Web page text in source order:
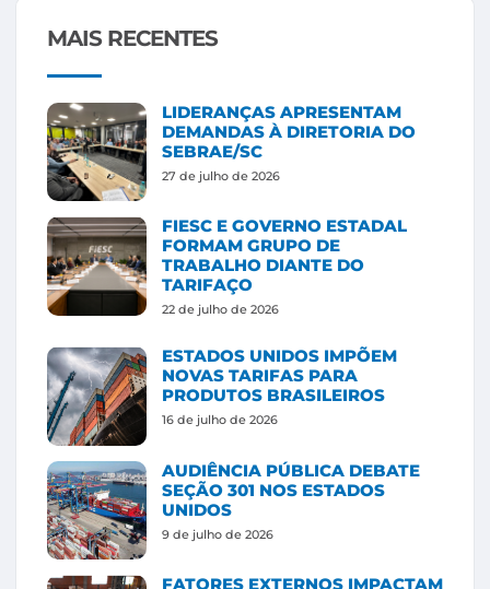
MAIS RECENTES
LIDERANÇAS APRESENTAM
DEMANDAS À DIRETORIA DO
SEBRAE/SC
27 de julho de 2026
FIESC E GOVERNO ESTADAL
FORMAM GRUPO DE
TRABALHO DIANTE DO
TARIFAÇO
22 de julho de 2026
ESTADOS UNIDOS IMPÕEM
NOVAS TARIFAS PARA
PRODUTOS BRASILEIROS
16 de julho de 2026
AUDIÊNCIA PÚBLICA DEBATE
SEÇÃO 301 NOS ESTADOS
UNIDOS
9 de julho de 2026
FATORES EXTERNOS IMPACTAM